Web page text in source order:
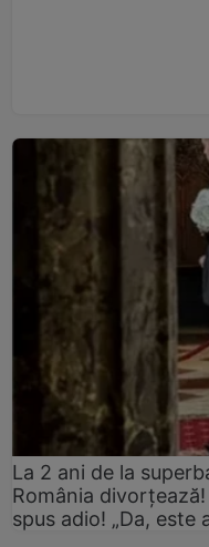
La 2 ani de la
România
spus adio! „Da, este